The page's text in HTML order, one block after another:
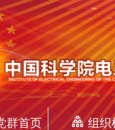
群首页 组织